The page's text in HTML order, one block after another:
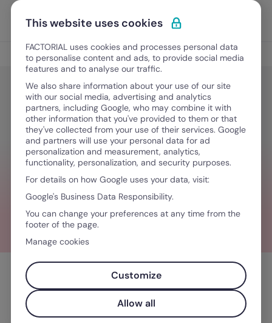
Ir al contenido
Pedir una demo
Leyes laborales
Leyes laborales
La sustitución patronal en
Colombia: guía legal según el CST y
la Ley 2466
July 9, 2026·8 minutos de lectura
Tabla de contenidos
This website uses cookies
FACTORIAL uses cookies and processes personal data
to personalise content and ads, to provide social media
features and to analyse our traffic.
We also share information about your use of our site
with our social media, advertising and analytics
partners, including Google, who may combine it with
other information that you've provided to them or that
they've collected from your use of their services. Google
and partners will use your personal data for ad
personalization and measurement, analytics,
functionality, personalization, and security purposes.
For details on how Google uses your data, visit:
Google's Business Data Responsibility.
You can change your preferences at any time from the
footer of the page.
Manage cookies
Customize
Allow all